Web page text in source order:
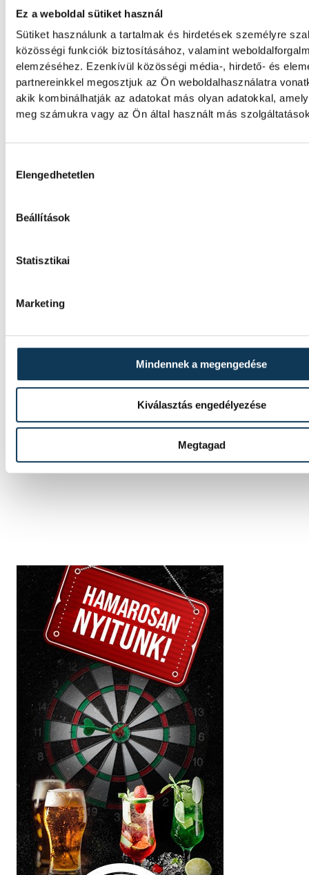
Ez a weboldal sütiket használ
Sütiket használunk a tartalmak és hirdetések személyre
közösségi funkciók biztosításához, valamint
elemzéséhez. Ezenkívül közösségi média-, hirdető- és
partnereinkkel megosztjuk az Ön weboldalhasználatra
akik kombinálhatják az adatokat más olyan adatokkal,
meg számukra vagy az Ön által használt más
Elengedhetetlen
Beállítások
Statisztikai
Marketing
Mindennek a megengedése
Kiválasztás engedélyezése
Megtagad
A szerencsésebbek focizhatnak,
fogócskázhatnak a kertben. Ha van betonos
töltött) flakonokból tegyünk le nekik
közélet
ötletek
SZERZŐ
Krónusz-
Riskó
Annamária